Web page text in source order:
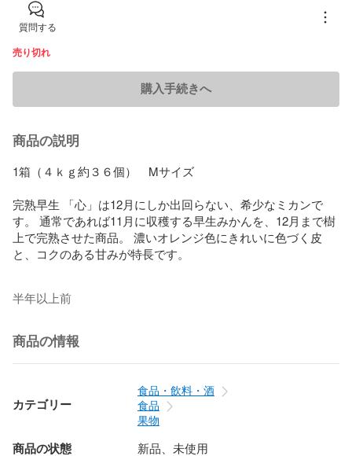
質問する
売り切れ
購入手続きへ
商品の説明
1箱（４ｋｇ約３６個）　Mサイズ
完熟早生 「心」は12月にしか出回らない、希少なミカンで
す。 通常であれば11月に収穫する早生みかんを、12月まで樹
上で完熟させた商品。 濃いオレンジ色にきれいに色づく皮
と、コクのある甘みが特長です。
半年以上前
商品の情報
カテゴリー
食品・飲料・酒
食品
果物
商品の状態 新品、未使用